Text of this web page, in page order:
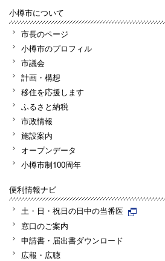
小樽市について
市長のページ
小樽市のプロフィル
市議会
計画・構想
移住を応援します
ふるさと納税
市政情報
施設案内
オープンデータ
小樽市制100周年
便利情報ナビ
土・日・祝日の日中の当番医
窓口のご案内
申請書・届出書ダウンロード
広報・広聴